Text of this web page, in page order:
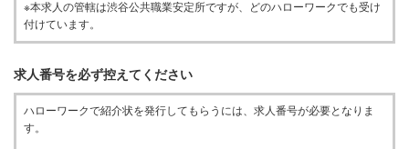
※本求人の管轄は渋谷公共職業安定所ですが、どのハローワークでも受け
付けています。
求人番号を必ず控えてください
ハローワークで紹介状を発行してもらうには、求人番号が必要となりま
す。